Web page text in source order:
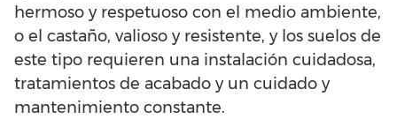
hermoso y respetuoso con el medio ambiente,
o el castaño, valioso y resistente, y los suelos de
este tipo requieren una instalación cuidadosa,
tratamientos de acabado y un cuidado y
mantenimiento constante.